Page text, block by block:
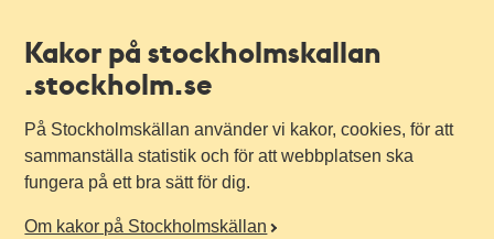
Kakor på stockholmskallan
.stockholm.se
På Stockholmskällan använder vi kakor, cookies, för att
sammanställa statistik och för att webbplatsen ska
fungera på ett bra sätt för dig.
Om kakor på Stockholmskällan